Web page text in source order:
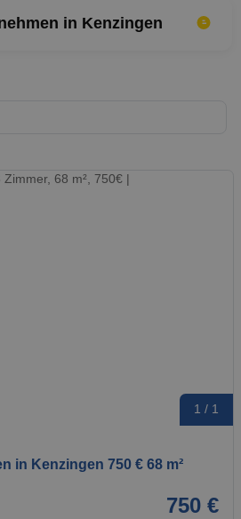
in Kenzingen
1 / 1
in Kenzingen 750 € 68 m²
750 €